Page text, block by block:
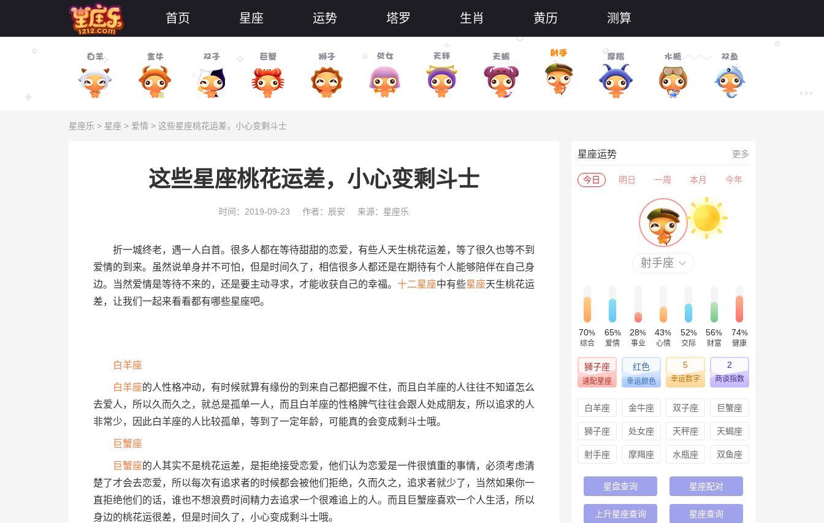
首页 星座 运势 塔罗 生肖 黄历 测算
星座乐 > 星座 > 爱情 > 这些星座桃花运差，小心变剩斗士
这些星座桃花运差，小心变剩斗士
时间：2019-09-23 作者：辰安 来源：星座乐
折一城终老，遇一人白首。很多人都在等待甜甜的恋爱，有些人天生桃花运差，等了很久也等不到
爱情的到来。虽然说单身并不可怕，但是时间久了，相信很多人都还是在期待有个人能够陪伴在自己身
边。当然爱情是等待不来的，还是要主动寻求，才能收获自己的幸福。 十二星座中有些星座天生桃花运
差，让我们一起来看看都有哪些星座吧。
白羊座
白羊座的人性格冲动，有时候就算有缘份的到来自己都把握不住，而且白羊座的人往往不知道怎么
去爱人，所以久而久之，就总是孤单一人，而且白羊座的性格脾气往往会跟人处成朋友，所以追求的人
非常少，因此白羊座的人比较孤单，等到了一定年龄，可能真的会变成剩斗士哦。
巨蟹座
巨蟹座的人其实不是桃花运差，是拒绝接受恋爱，他们认为恋爱是一件很慎重的事情，必须考虑清
楚了才会去恋爱，所以每次有追求者的时候都会被他们拒绝，久而久之，追求者就少了，当然如果你一
直拒绝他们的话，谁也不想浪费时间精力去追求一个很难追上的人。而且巨蟹座喜欢一个人生活，所以
身边的桃花运很差，但是时间久了，小心变成剩斗士哦。
星座运势 更多
今日 明日 一周 本月 今年
射手座
70%
综合
65%
爱情
28%
事业
43%
心情
52%
交际
56%
财富
74%
健康
狮子座
速配星座
红色
幸运颜色
5
幸运数字
2
商谈指数
白羊座 金牛座 双子座 巨蟹座
狮子座 处女座 天秤座 天蝎座
射手座 摩羯座 水瓶座 双鱼座
星盘查询 星座配对
上升星座查询 星座查询